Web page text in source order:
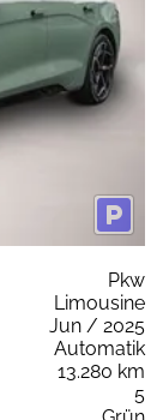
Pkw
Limousine
Jun / 2025
Automatik
13.280 km
5